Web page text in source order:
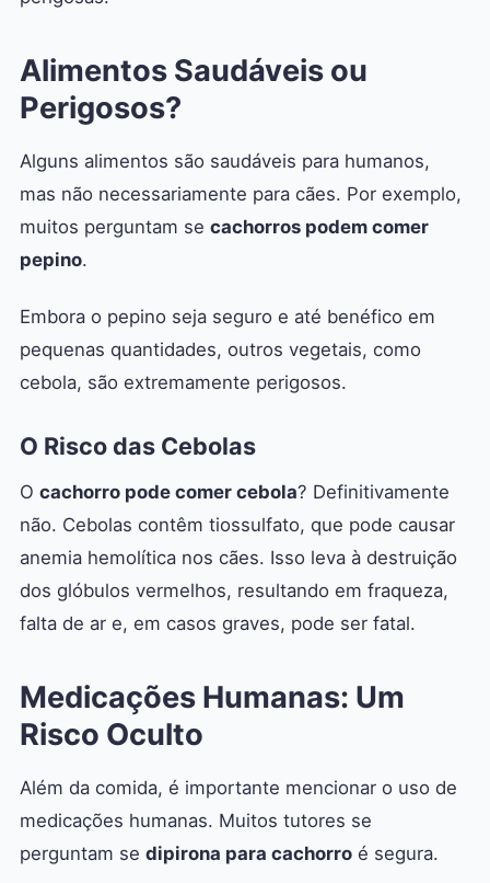
Alimentos Saudáveis ou
Perigosos?
Alguns alimentos são saudáveis para humanos,
mas não necessariamente para cães. Por exemplo,
muitos perguntam se cachorros podem comer
pepino.
Embora o pepino seja seguro e até benéfico em
pequenas quantidades, outros vegetais, como
cebola, são extremamente perigosos.
O Risco das Cebolas
O cachorro pode comer cebola? Definitivamente
não. Cebolas contêm tiossulfato, que pode causar
anemia hemolítica nos cães. Isso leva à destruição
dos glóbulos vermelhos, resultando em fraqueza,
falta de ar e, em casos graves, pode ser fatal.
Medicações Humanas: Um
Risco Oculto
Além da comida, é importante mencionar o uso de
medicações humanas. Muitos tutores se
perguntam se dipirona para cachorro é segura.